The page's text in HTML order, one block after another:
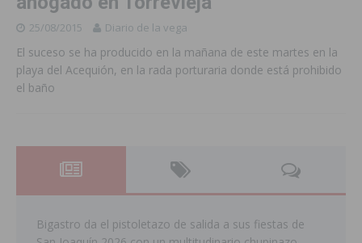
25/08/2015 Diario de la vega
El suceso se ha producido en la mañana de este martes en la
playa del Acequión, en la rada porturaria donde está prohibido
el baño
Bigastro da el pistoletazo de salida a sus fiestas de